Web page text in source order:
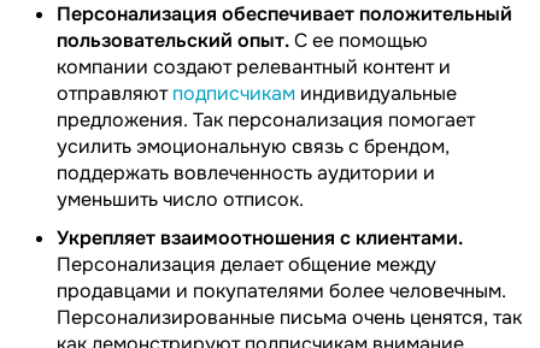
Персонализация обеспечивает положительный
пользовательский опыт.С ее помощью
компании создают релевантный контент и
отправляютподписчикам индивидуальные
предложения. Так персонализация помогает
усилить эмоциональную связь с брендом,
поддержать вовлеченность аудитории и
уменьшить число отписок.
Укрепляет взаимоотношения с клиентами.
Персонализация делает общение между
продавцами и покупателями более человечным.
Персонализированные письма очень ценятся, так